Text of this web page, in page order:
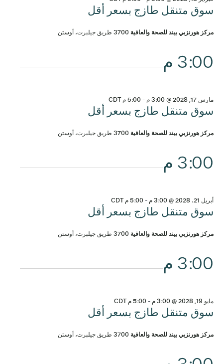
سوق متنقل طازج بسعر أقل
مركز هورنزبي بيند للصحة والعافية3700 طريق جيلبرت، أوستن
3:00 م
سوق متنقل طازج بسعر أقل
مارس 17, 2028 @ 3:00 م -5:00 م CDT
مركز هورنزبي بيند للصحة والعافية3700 طريق جيلبرت، أوستن
3:00 م
سوق متنقل طازج بسعر أقل
أبريل 21، 2028 @ 3:00 م -5:00 م CDT
مركز هورنزبي بيند للصحة والعافية3700 طريق جيلبرت، أوستن
3:00 م
سوق متنقل طازج بسعر أقل
مايو 19, 2028 @ 3:00 م -5:00 م CDT
مركز هورنزبي بيند للصحة والعافية3700 طريق جيلبرت، أوستن